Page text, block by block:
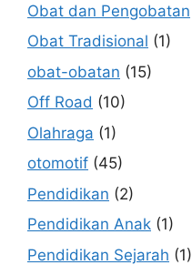
Obat dan Pengobatan
Obat Tradisional (1)
obat-obatan (15)
Off Road (10)
Olahraga (1)
otomotif (45)
Pendidikan (2)
Pendidikan Anak (1)
Pendidikan Sejarah (1)